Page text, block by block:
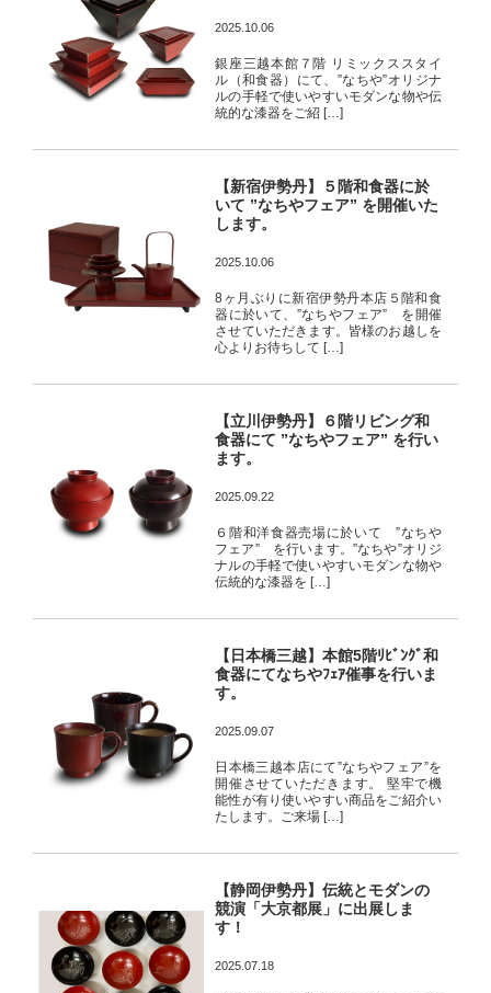
2025.10.06
銀座三越本館７階 リミックススタイ
ル（和食器）にて、”なちや”オリジナ
ルの手軽で使いやすいモダンな物や伝
統的な漆器をご紹 […]
【新宿伊勢丹】５階和食器に於
いて ”なちやフェア” を開催いた
します。
2025.10.06
8ヶ月ぶりに新宿伊勢丹本店５階和食
器に於いて、”なちやフェア” を開催
させていただきます。皆様のお越しを
心よりお待ちして […]
【立川伊勢丹】６階リビング和
食器にて ”なちやフェア” を行い
ます。
2025.09.22
６階和洋食器売場に於いて ”なちや
フェア” を行います。”なちや”オリジ
ナルの手軽で使いやすいモダンな物や
伝統的な漆器を […]
【日本橋三越】本館5階ﾘﾋﾞﾝｸﾞ和
食器にてなちやﾌｪｱ催事を行いま
す。
2025.09.07
日本橋三越本店にて”なちやフェア”を
開催させていただきます。 堅牢で機
能性が有り使いやすい商品をご紹介い
たします。ご来場 […]
【静岡伊勢丹】伝統とモダンの
競演「大京都展」に出展しま
す！
2025.07.18